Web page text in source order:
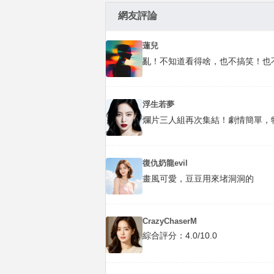
網友評論
蓮兒
亂！不知道看得啥，也不搞笑！也
浮生若夢
爛片三人組再次集結！劇情簡單，
復仇奶龍evil
畫風可愛，豆豆用來堵洞洞的
CrazyChaserM
綜合評分：4.0/10.0